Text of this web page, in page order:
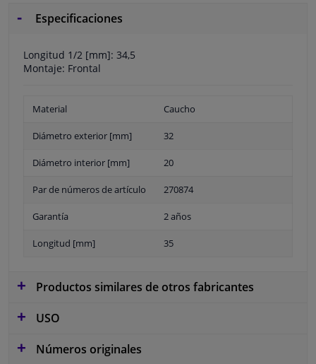
Especificaciones
Longitud 1/2 [mm]: 34,5
Montaje: Frontal
Material Caucho
Diámetro exterior [mm] 32
Diámetro interior [mm] 20
Par de números de artículo 270874
Garantía 2 años
Longitud [mm] 35
Productos similares de otros fabricantes
USO
Números originales